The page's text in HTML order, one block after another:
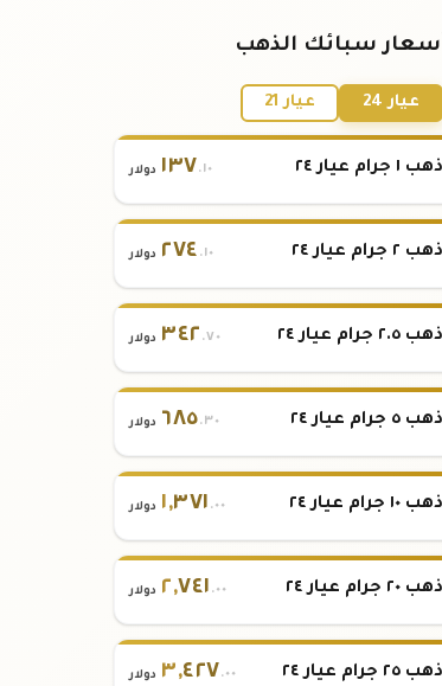
سبائك الذهب
عيار 24 عيار 21
٢٤ ١٣٧ .١٠ دولار
٢٤ ٢٧٤ .١٠ دولار
٢٤ ٣٤٢ .٧٠ دولار
٢٤ ٦٨٥.٣٠ دولار
٢٤ ١,٣٧١ .٠٠ دولار
٢٤ ٢,٧٤١ .٠٠ دولار
٢٤ ٣,٤٢٧ .٠٠ دولار